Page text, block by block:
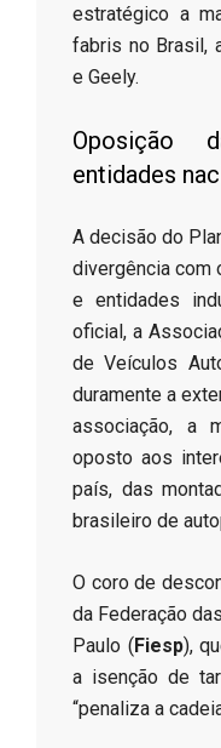
estratégico a
fabris no Brasil,
e Geely.
​Oposição
entidades
​A decisão do
divergência com
e entidades
oficial, a
de Veículos
duramente a
associação, a
oposto aos
país, das
brasileiro de
​O coro de
da Federação
Paulo (Fiesp),
a isenção de
“penaliza a